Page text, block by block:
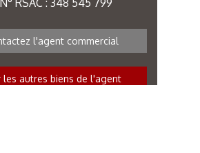
l'agent commercial
les autres biens de l'agent